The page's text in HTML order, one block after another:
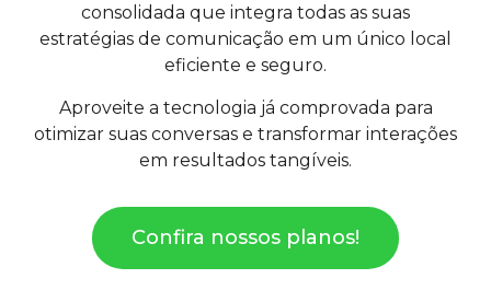
consolidada que integra todas as suas
estratégias de comunicação em um único local
eficiente e seguro.
Aproveite a tecnologia já comprovada para
otimizar suas conversas e transformar interações
em resultados tangíveis.
Confira nossos planos!